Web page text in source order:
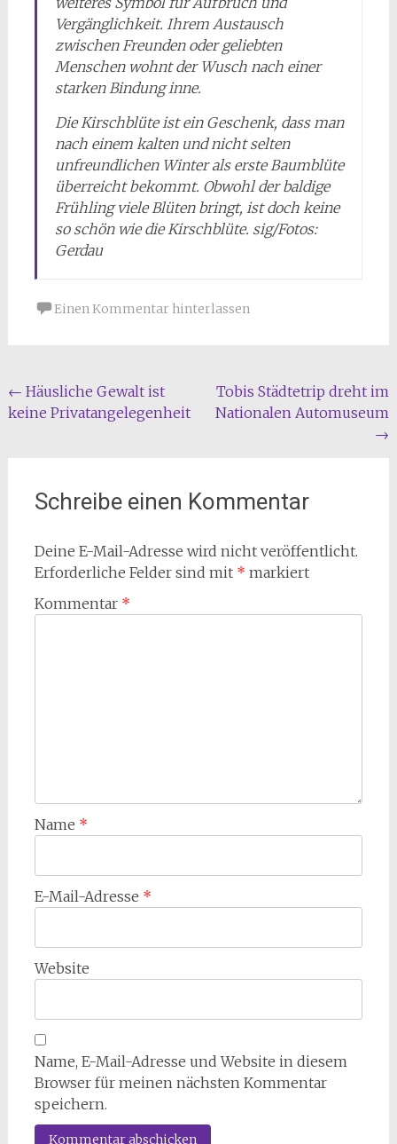
Vergänglichkeit. Ihrem Austausch
zwischen Freunden oder geliebten
Menschen wohnt der Wusch nach einer
starken Bindung inne.
Die Kirschblüte ist ein Geschenk, dass man
nach einem kalten und nicht selten
unfreundlichen Winter als erste Baumblüte
überreicht bekommt. Obwohl der baldige
Frühling viele Blüten bringt, ist doch keine
so schön wie die Kirschblüte. sig/Fotos:
Gerdau
Einen Kommentar hinterlassen
Beitragsnavigation
← Häusliche Gewalt ist
keine Privatangelegenheit
Tobis Städtetrip dreht im
Nationalen Automuseum
→
Schreibe einen Kommentar
Deine E-Mail-Adresse wird nicht veröffentlicht.
Erforderliche Felder sind mit * markiert
Kommentar *
Name *
E-Mail-Adresse *
Website
Name, E-Mail-Adresse und Website in diesem
Browser für meinen nächsten Kommentar
speichern.